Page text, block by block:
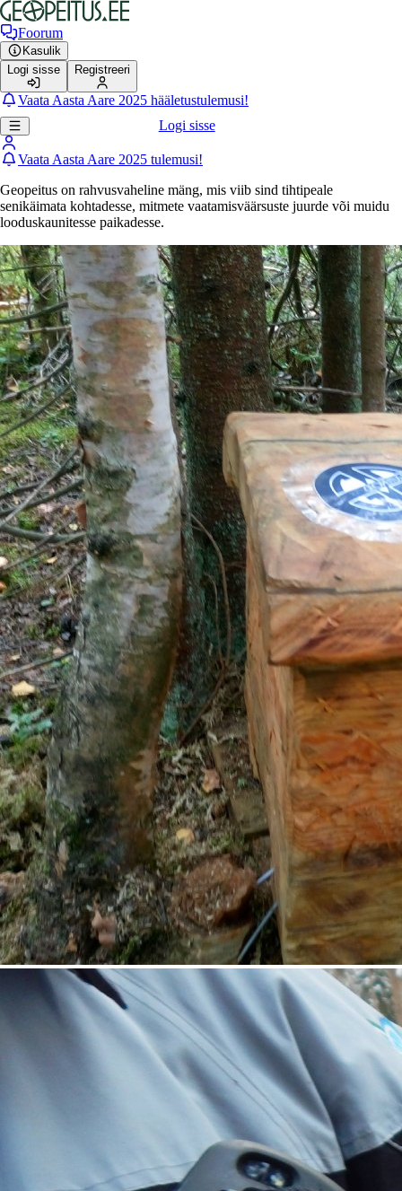
Foorum
Kasulik
Logi sisse
Registreeri
Vaata Aasta Aare 2025 hääletustulemusi!
Logi sisse
Vaata Aasta Aare 2025 tulemusi!
Geopeitus on rahvusvaheline mäng, mis viib sind tihtipeale
senikäimata kohtadesse, mitmete vaatamisväärsuste juurde või muidu
looduskaunitesse paikadesse.